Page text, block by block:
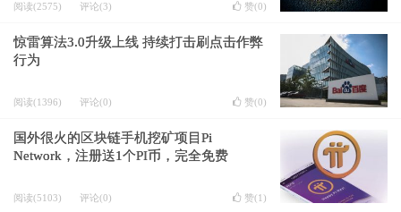
阅读(2575) 评论(3) 赞(0)
惊雷算法3.0升级上线 持续打击刷点击作弊
行为
阅读(1396) 评论(0) 赞(0)
国外很火的区块链手机挖矿项目Pi
Network，注册送1个PI币，完全免费
阅读(5103) 评论(0) 赞(1 )